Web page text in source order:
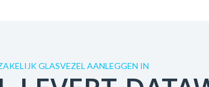
GLASVEZEL AANLEGGEN IN